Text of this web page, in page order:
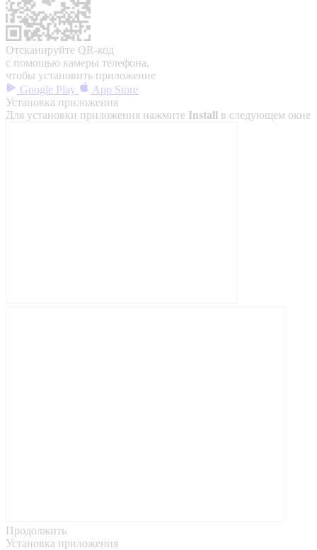
Отсканируйте QR-код
с помощью камеры телефона,
чтобы установить приложение
Google Play
App Store
Установка приложения
Для установки приложения нажмите Install в следующем окне
Продолжить
Установка приложения